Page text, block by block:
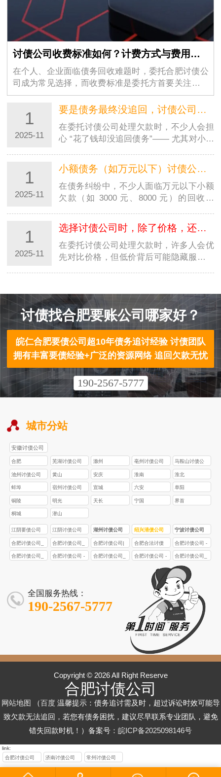
讨债公司收费标准如何？计费方式与费用构成揭秘
在个人、企业面临债务回收难题时，委托合肥讨债公
司成为常见选择，而收费标准是委托方首要关注的核
心。作为本地债务处理主力，合肥讨债公司的收费既
遵循行业规律，又贴合本地案件特点，其计费方式与
费…1
2025-11
要是债务最终没追回，讨债公司还会收取费用吗？
在委托讨债公司处理欠款时，不少人会担
心 “花了钱却没追回债务”—— 尤其对小额
合肥讨债公司的本地服务规则来看，“未追
回是否收费” 并非统一答案，核心取决…
1
2025-11
小额债务（如万元以下）讨债公司是否愿意承接？
在债务纠纷中，不少人面临万元以下小额
欠款（如 3000 元、8000 元）的回收难
是否愿意承接？结合合肥讨债公司的本地
服务现状来看，答案并非 “绝对承接” 或
“完…
1
2025-11
选择讨债公司时，除了价格，还需关注哪些服务优势？
在委托讨债公司处理欠款时，许多人会优
先对比价格，但低价背后可能隐藏服务短
的服务特点来看，真正值得选择的机构，
往往在…
讨债找合肥要账公司哪家好？
皖仁合肥要债公司超10年债务追讨经验 讨债团队
拥有丰富要债经验+广泛的资源网络 追回欠款无忧
190-2567-5777
城市分站
安徽讨债公司
合肥 芜湖讨债公司 滁州 亳州讨债公司
马鞍山讨债公
司
池州讨债公司 黄山 安庆 淮南 淮北
蚌埠 宿州讨债公司 宣城 六安 阜阳
铜陵 明光 天长 宁国 界首
桐城 潜山
江阴要债公司 江阴讨债公司 湖州讨债公司 绍兴清债公司 宁波讨债公司
合肥讨债公司_
合法要债专业
合肥讨债公司_
合法债务催收_
合肥讨债公司|
合法要债|专业
合肥合法讨债
公司｜30 天高
企业债务追讨
零风险「本地
深耕 10 年」
合肥讨债公司 -
合法催收・本
回款率｜合肥
债务追讨专家
合肥讨债公司_
公司【不成功
不收费】
合肥讨债公司 -
合肥要债公司
合肥讨债公司_
验】
合肥讨债公司 -
公司 | 专注个人
/ 企业债务追讨
- 成功率高
合肥讨债公司_
合法要债 | 专业
债务催收 | 合肥
企业 / 个人疑难
债务回款服务
全国服务热线：
190-2567-5777
Copyright © 2026 All Right Reserve
合肥讨债公司
网站地图 （百度温馨提示：债务追讨需及时，超过诉讼时效可能导
致欠款无法追回，若您有债务困扰，建议尽早联系专业团队，避免
错失回款时机！）备案号： 皖ICP备2025098146号
link:
合肥讨债公司
济南讨债公司 常州讨债公司